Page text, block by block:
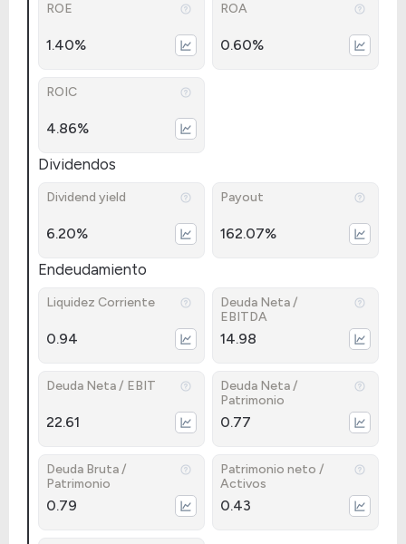
ROE
1.40%
ROA
0.60%
ROIC
4.86%
Dividendos
Dividend yield
6.20%
Payout
162.07%
Endeudamiento
Liquidez Corriente
0.94
Deuda Neta /
EBITDA
14.98
Deuda Neta / EBIT
22.61
Deuda Neta /
Patrimonio
0.77
Deuda Bruta /
Patrimonio
0.79
Patrimonio neto /
Activos
0.43